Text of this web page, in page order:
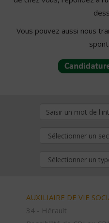
Vous pouvez aussi nous
AUXILIAIRE DE VIE
34 - Hérault